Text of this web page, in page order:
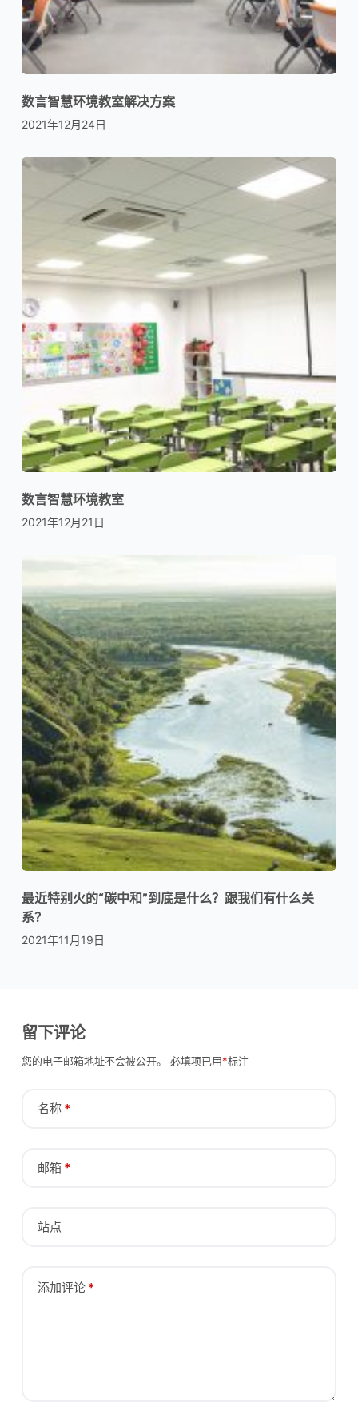
数言智慧环境教室解决方案
2021年12月24日
数言智慧环境教室
2021年12月21日
最近特别火的“碳中和”到底是什么？跟我们有什么关
系？
2021年11月19日
留下评论
您的电子邮箱地址不会被公开。 必填项已用*标注
名称*
邮箱*
站点
添加评论*